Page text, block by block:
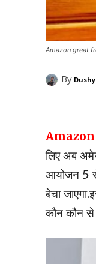
Amazon great
By
Amazon
लिए अब
आयोजन 5
बेचा
कौन कौन